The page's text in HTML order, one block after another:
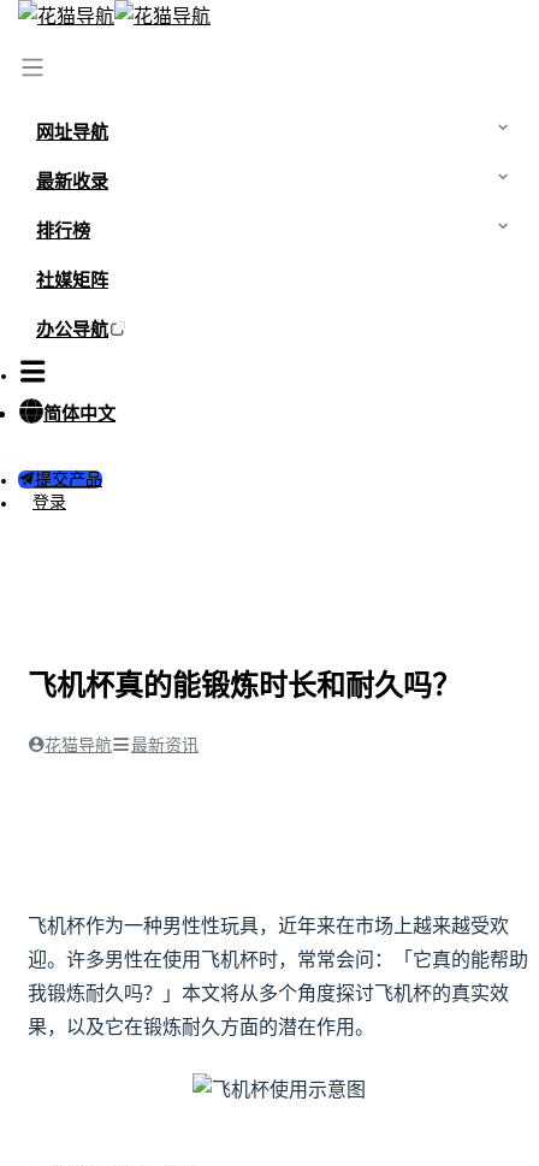
网址导航
最新收录
排行榜
社媒矩阵
办公导航
简体中文
提交产品
登录
飞机杯真的能锻炼时长和耐久吗？
花猫导航 最新资讯
飞机杯作为一种男性性玩具，近年来在市场上越来越受欢
迎。许多男性在使用飞机杯时，常常会问：「它真的能帮助
我锻炼耐久吗？」本文将从多个角度探讨飞机杯的真实效
果，以及它在锻炼耐久方面的潜在作用。